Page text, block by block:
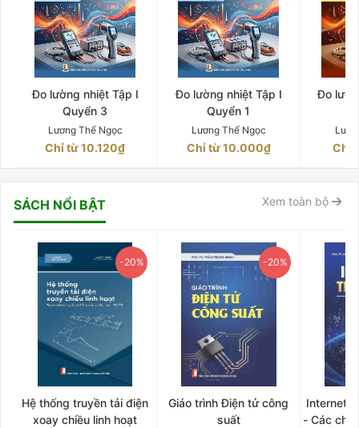
Đo lường nhiệt Tập I
Quyển 3
Lương Thế Ngọc
Chỉ từ 10.120₫
Đo lường nhiệt Tập I
Quyển 1
Lương Thế Ngọc
Chỉ từ 10.000₫
Đo
Chỉ
SÁCH NỔI BẬT Xem toàn bộ
-20%
Hệ thống truyền tải điện
xoay chiều linh hoạt
-20%
Giáo trình Điện tử công
suất
Internet
- Các